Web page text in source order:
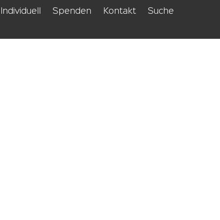
Individuell Spenden Kontakt Suche